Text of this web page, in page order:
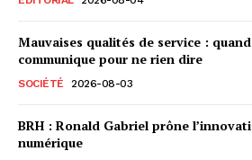
Mauvaises qualités de service :
communique pour ne rien dire
SOCIÉTÉ 2026-08-03
BRH : Ronald Gabriel prône
numérique